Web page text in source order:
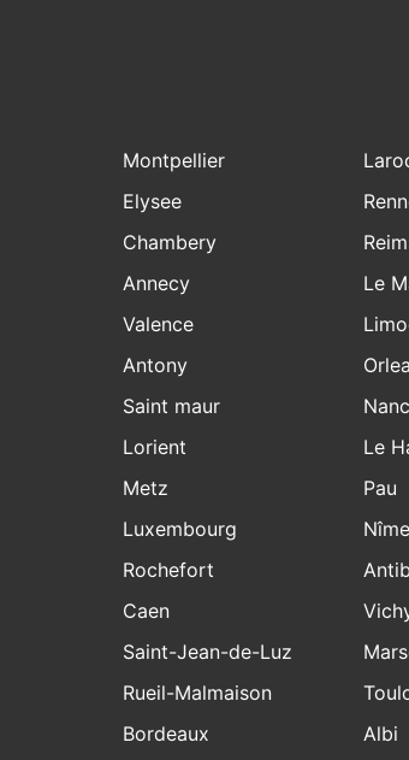
Montpellier
Elysee
Chambery
Annecy
Valence
Antony
Saint maur
Lorient
Metz
Luxembourg
Rochefort
Le
Le
Pau
Caen
Saint-Jean-de-Luz
Rueil-Malmaison
Bordeaux
Albi